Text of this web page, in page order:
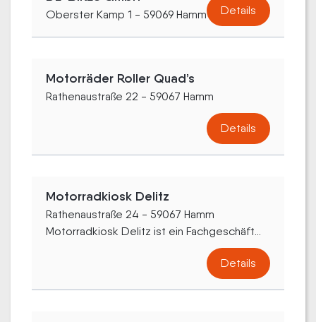
Oberster Kamp 1 - 59069 Hamm Details
Motorräder Roller Quad’s
Rathenaustraße 22 - 59067 Hamm
Details
Motorradkiosk Delitz
Rathenaustraße 24 - 59067 Hamm
Motorradkiosk Delitz ist ein Fachgeschäft...
Details